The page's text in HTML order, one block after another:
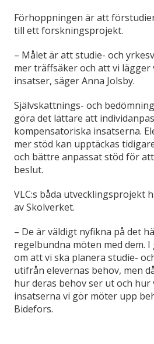
Förhoppningen är att
till ett forskningsprojekt.
– Målet är att studie- och
mer träffsäker och att vi
insatser, säger Anna Jolsby.
Självskattnings- och
göra det lättare att
kompensatoriska insatserna.
mer stöd kan upptäckas
och bättre anpassat stöd för
beslut.
VLC:s båda utvecklingsprojekt
av Skolverket.
– De är väldigt nyfikna på det
regelbundna möten med dem.
om att vi ska planera studie-
utifrån elevernas behov, men
hur deras behov ser ut och hur
insatserna vi gör möter upp
Bidefors.